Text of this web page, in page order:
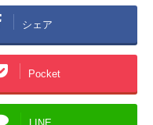
シェア
Pocket